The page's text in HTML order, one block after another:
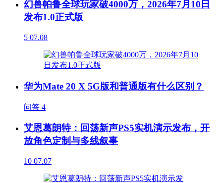
幻兽帕鲁全球玩家破4000万，2026年7月10日
发布1.0正式版
5 07.08
华为Mate 20 X 5G版和普通版有什么区别？
问答 4
艾恩葛朗特：回荡新声PS5实机演示发布，开
放角色定制与多线叙事
10 07.07